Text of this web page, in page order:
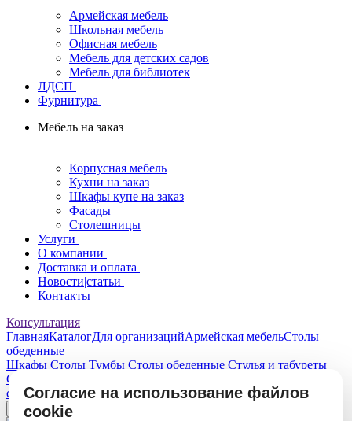
Армейская мебель
Школьная мебель
Офисная мебель
Мебель для детских садов
Мебель для библиотек
ЛДСП
Фурнитура
Мебель на заказ
Корпусная мебель
Кухни на заказ
Шкафы купе на заказ
Фасады
Столешницы
Услуги
О компании
Доставка и оплата
Новости|статьи
Контакты
Консультация
ГлавнаяКаталогДля организацийАрмейская мебельСтолы
обеденные
Шкафы Столы Тумбы Столы обеденные Стулья и табуреты
Столы классные
служебного жилья Складная мебель Кровати Мягкая мебель
#СО скидкой
Согласие на использование файлов
cookie